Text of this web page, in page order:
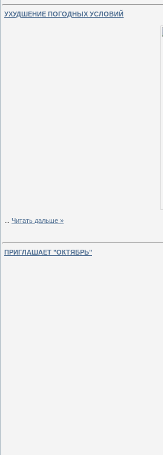
УХУДШЕНИЕ ПОГОДНЫХ УСЛОВИЙ
Читать дальше »
ПРИГЛАШАЕТ "ОКТЯБРЬ"